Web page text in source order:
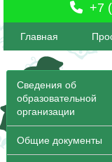
+7
Главная
Сведения об
образовательной
организации
Общие документы